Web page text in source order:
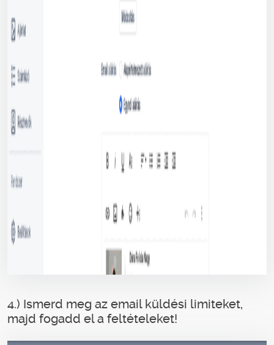
4.) Ismerd meg az email küldési limiteket,
majd fogadd el a feltételeket!